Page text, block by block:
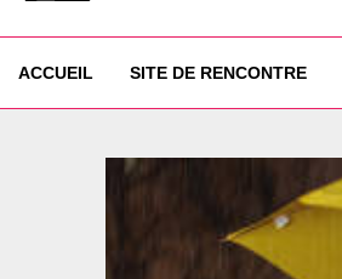
ACCUEIL SITE DE RENCONTRE